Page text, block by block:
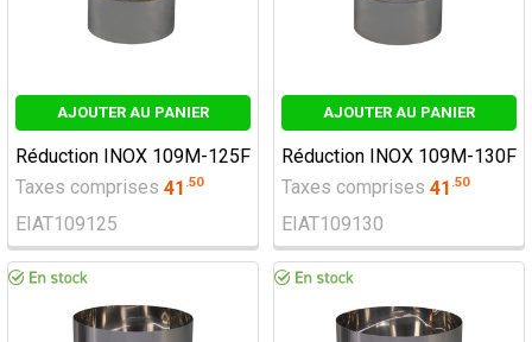
AJOUTER AU PANIER
Réduction INOX 109M-125F
Taxes comprises 41 .50
EIAT109125
AJOUTER AU PANIER
Réduction INOX 109M-130F
Taxes comprises 41 .50
EIAT109130